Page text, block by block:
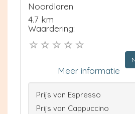
Noordlaren
4.7 km
Waardering:
Meer informatie
Prijs van Espresso
Prijs van Cappuccino